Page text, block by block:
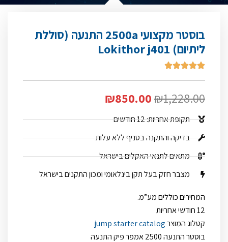
בוסטר מקצועי 2500a התנעה (סוללת
ליתיום) Lokithor j401





₪1,228.00
₪850.00
תקופת אחריות: 12 חודשים
בדיקה והתקנה בסניף ללא עלות
מתאים לתנאי האקלים בישראל
מצבר חזק בעל תקן בינלאומי ומכון התקנים בישראל
המחירים כוללים מע”מ.
12 חודשי אחריות
קטלוג המוצרjump starter catalog
בוסטר התנעה 2500 אמפר פיק התנעה